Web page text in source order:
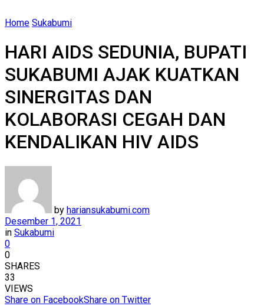
Home Sukabumi
HARI AIDS SEDUNIA, BUPATI
SUKABUMI AJAK KUATKAN
SINERGITAS DAN
KOLABORASI CEGAH DAN
KENDALIKAN HIV AIDS
by hariansukabumi.com
Desember 1, 2021
in Sukabumi
0
0
SHARES
33
VIEWS
Share on FacebookShare on Twitter